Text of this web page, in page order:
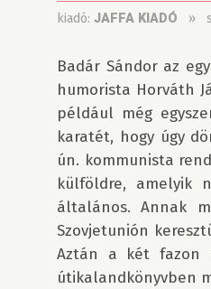
kiadó: JAFFA KIADÓ »
Badár Sándor az
humorista Horváth
például még
karatét, hogy úgy
ún. kommunista
külföldre, amelyik
általános. Annak
Szovjetunión
Aztán a két fazon
útikalandkönyvben